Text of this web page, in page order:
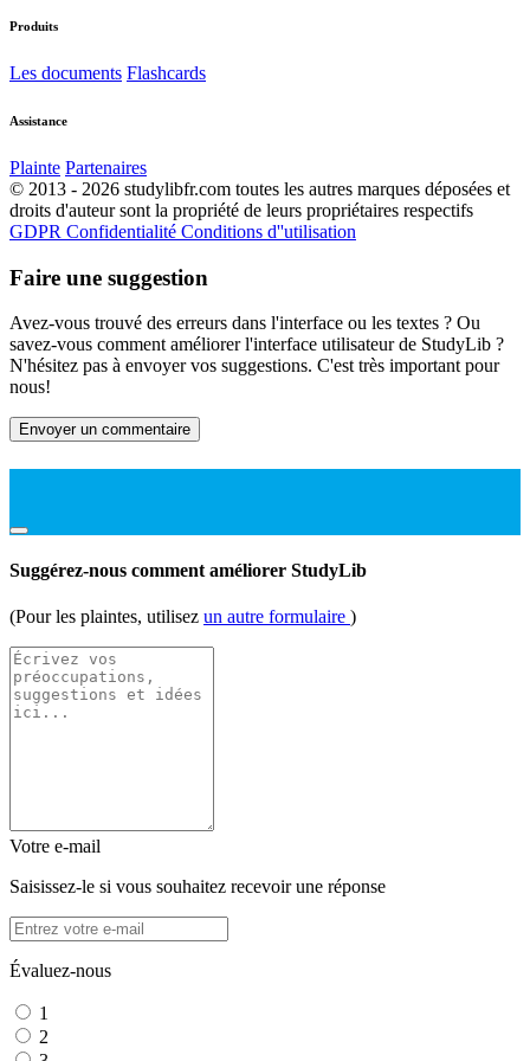
Produits
Les documents Flashcards
Assistance
Plainte Partenaires
© 2013 - 2026 studylibfr.com toutes les autres marques déposées et
droits d'auteur sont la propriété de leurs propriétaires respectifs
GDPR Confidentialité Conditions d''utilisation
Faire une suggestion
Avez-vous trouvé des erreurs dans l'interface ou les textes ? Ou
savez-vous comment améliorer l'interface utilisateur de StudyLib ?
N'hésitez pas à envoyer vos suggestions. C'est très important pour
nous!
Envoyer un commentaire
Suggérez-nous comment améliorer StudyLib
(Pour les plaintes, utilisez un autre formulaire )
Votre e-mail
Saisissez-le si vous souhaitez recevoir une réponse
Évaluez-nous
1
2